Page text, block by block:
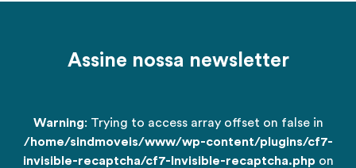
Assine nossa newsletter
Warning: Trying to access array offset on false in
/home/sindmoveis/www/wp-content/plugins/cf7-
invisible-recaptcha/cf7-Invisible-recaptcha.php on